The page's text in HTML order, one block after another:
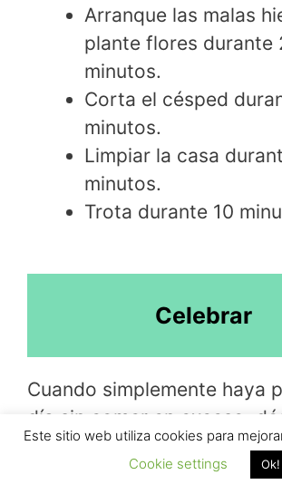
Arranque las malas
plante flores durante
minutos.
Corta el césped
minutos.
Limpiar la casa
minutos.
Trota durante 10
Celebrar
Cuando simplemente haya
día sin comer en exceso,
palmada en la espalda. Se
acercado a un estilo de vida
Este sitio web utiliza cookies para
Cookie settings
Ok!